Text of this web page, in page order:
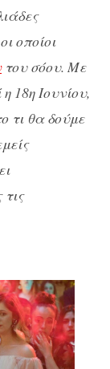
οποίοι
του σόου. Με
18η Ιουνίου,
τι θα δούμε